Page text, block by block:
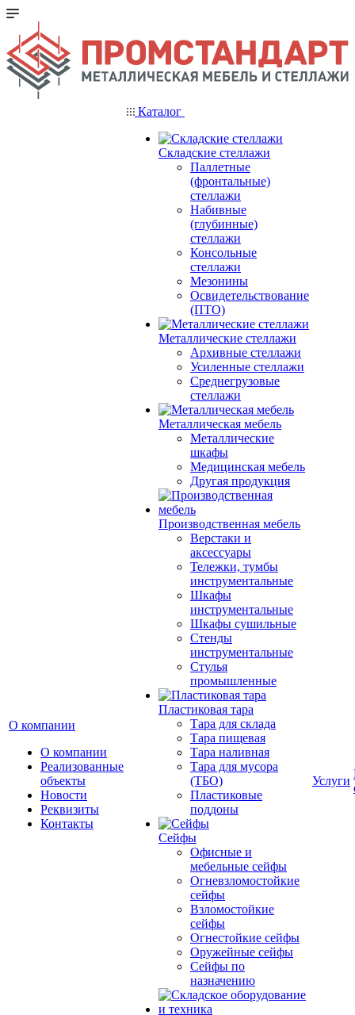
О компании
О компании
Реализованные
объекты
Новости
Реквизиты
Контакты
Каталог
Складские стеллажи
Паллетные
(фронтальные)
стеллажи
Набивные
(глубинные)
стеллажи
Консольные
стеллажи
Мезонины
Освидетельствование
(ПТО)
Металлические стеллажи
Архивные стеллажи
Усиленные стеллажи
Среднегрузовые
стеллажи
Металлическая мебель
Металлические
шкафы
Медицинская мебель
Другая продукция
Производственная мебель
Верстаки и
аксессуары
Тележки, тумбы
инструментальные
Шкафы
инструментальные
Шкафы сушильные
Стенды
инструментальные
Cтулья
промышленные
Пластиковая тара
Тара для склада
Тара пищевая
Тара наливная
Тара для мусора
(ТБО)
Пластиковые
поддоны
Сейфы
Офисные и
мебельные сейфы
Огневзломостойкие
сейфы
Взломостойкие
сейфы
Огнестойкие сейфы
Оружейные сейфы
Сейфы по
назначению
Услуги